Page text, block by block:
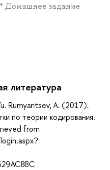
Домашнее задание
литература
Rumyantsev, A. (2017).
по теории кодирования.
from